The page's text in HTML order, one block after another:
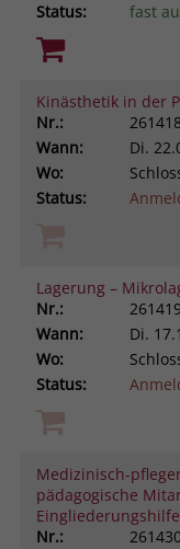
Status:
fast
Kinästhetik in der
Nr.:
261418
Wann:
Di.
Wo:
Status:
Lagerung –
Nr.:
Wann:
Di.
Wo:
Status:
Medizinisch-
pädagogische
Nr.: